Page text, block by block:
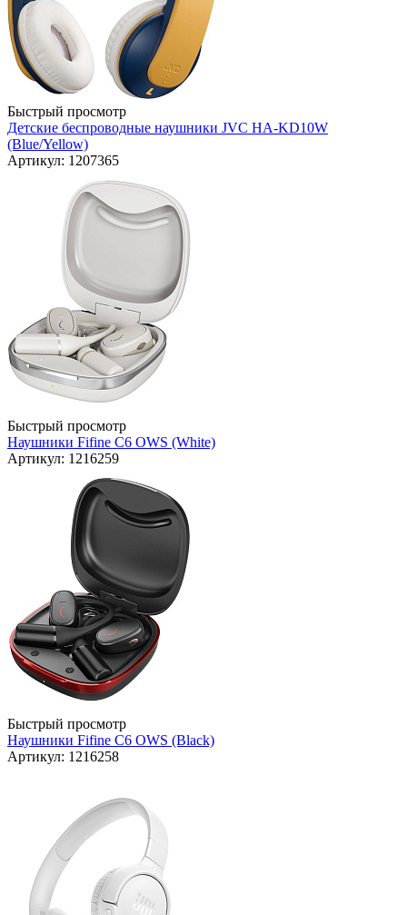
Быстрый просмотр
Детские беспроводные наушники JVC HA-KD10W
(Blue/Yellow)
Артикул: 1207365
Быстрый просмотр
Наушники Fifine C6 OWS (White)
Артикул: 1216259
Быстрый просмотр
Наушники Fifine C6 OWS (Black)
Артикул: 1216258